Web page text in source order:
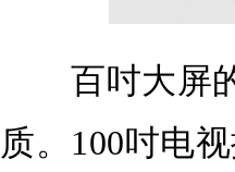
百吋大屏的
质。100吋电